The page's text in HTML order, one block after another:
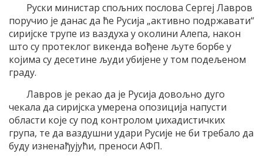
Руски министар спољних послова Сергеj Лавров
поручио jе данас да ће Русиjа „активно подржавати“
сириjске трупе из ваздуха у околини Aлепа, након
што су протеклог викенда вођене љуте борбе у
коjима су десетине људи убиjене у том подељеном
граду.
Лавров jе рекао да jе Русиjа довољно дуго
чекала да сириjска умерена опозициjа напусти
области коjе су под контролом џихадистичких
група, те да ваздушни удари Русиjе не би требало да
буду изненађуjући, преноси AФП.